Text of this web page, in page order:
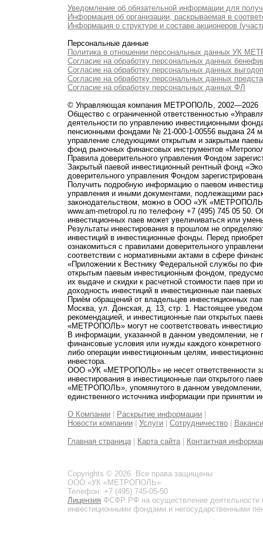
Уведомление об обязательной информации для
Информация об организации, раскрываемая в
Информация о структуре и составе акционеров
Персональные данные
Политика в отношении персональных данных УК
Согласие на обработку персональных данных
Согласие на обработку персональных данных
Согласие на обработку персональных данных
Согласие на обработку персональных данных ФЛ
© Управляющая компания МЕТРОПОЛЬ, 2002—2026
Общество с ограниченной ответственностью
деятельности по управлению инвестиционными
пенсионными фондами № 21-000-1-00556 выдана 24
управление следующими открытым и закрытым
фонд рыночных финансовых инструментов
Правила доверительного управления Фондом
Закрытый паевой инвестиционный рентный фонд
доверительного управления Фондом
Получить подробную информацию о паевом
управления и иными документами, подлежащими
законодательством, можно в ООО «УК
www.am-metropol.ru по телефону +7 (495) 745 05
инвестиционных паев может увеличиваться или
Результаты инвестирования в прошлом не
инвестиций в инвестиционные фонды. Перед
ознакомиться с правилами доверительного
соответствии с нормативными актами в сфере
«Приложении к Вестнику Федеральной службы по
открытым паевым инвестиционным фондом,
их выдаче и скидки к расчетной стоимости паев при
доходность инвестиций в инвестиционные паи
Приём обращений от владельцев инвестиционных
Москва, ул. Донская, д. 13, стр. 1. Настоящее
рекомендацией, и инвестиционные паи открытых
«МЕТРОПОЛЬ» могут не соответствовать
В информации, указанной в данном уведомлении,
финансовые условия или нужды каждого
либо операции инвестиционным целям,
инвестора.
ООО «УК «МЕТРОПОЛЬ» не несет ответственности
инвестирования в инвестиционные паи открытого
«МЕТРОПОЛЬ», упомянутого в данном уведомлении,
единственного источника информации при принятии
О Компании
Раскрытие информации
Новости компании
Услуги Сотрудничество
Главная страница Карта сайта Контактная
Copyrights © 2026. Все права защищены
ООО «УК «МЕТРОПОЛЬ»
Телефон: +7 (495) 745-05-50
Лицензия ФСФР РФ на осуществление
инвестиционными фондами и негосударственными